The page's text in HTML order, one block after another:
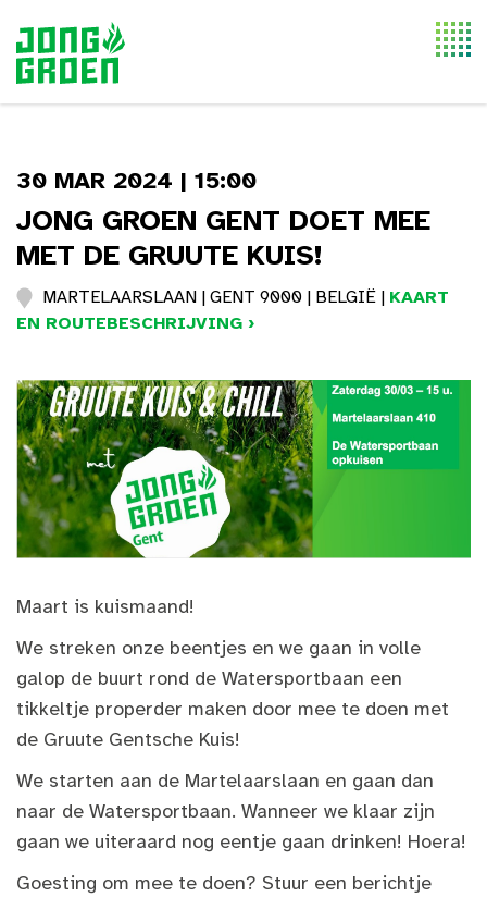
30 MAR 2024 | 15:00
JONG GROEN GENT DOET MEE
MET DE GRUUTE KUIS!
MARTELAARSLAAN | GENT 9000 | BELGIË | KAART
EN ROUTEBESCHRIJVING ›
Maart is kuismaand!
We streken onze beentjes en we gaan in volle
galop de buurt rond de Watersportbaan een
tikkeltje properder maken door mee te doen met
de Gruute Gentsche Kuis!
We starten aan de Martelaarslaan en gaan dan
naar de Watersportbaan. Wanneer we klaar zijn
gaan we uiteraard nog eentje gaan drinken! Hoera!
Goesting om mee te doen? Stuur een berichtje